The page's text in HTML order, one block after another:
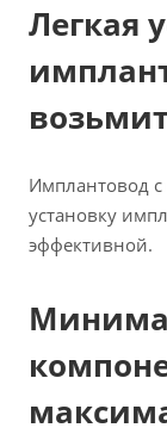
Легкая
Имплантовод с
установку
эффективной.